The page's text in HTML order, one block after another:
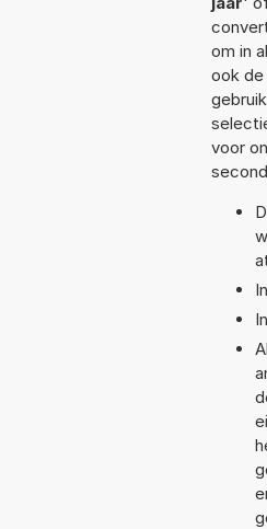
om in
ook de
voor